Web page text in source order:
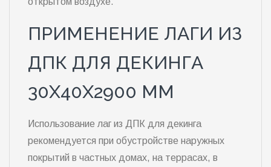
ПРИМЕНЕНИЕ ЛАГИ ИЗ
ДПК ДЛЯ ДЕКИНГА
30Х40Х2900 ММ
Использование лаг из ДПК для декинга
рекомендуется при обустройстве наружных
покрытий в частных домах, на террасах, в